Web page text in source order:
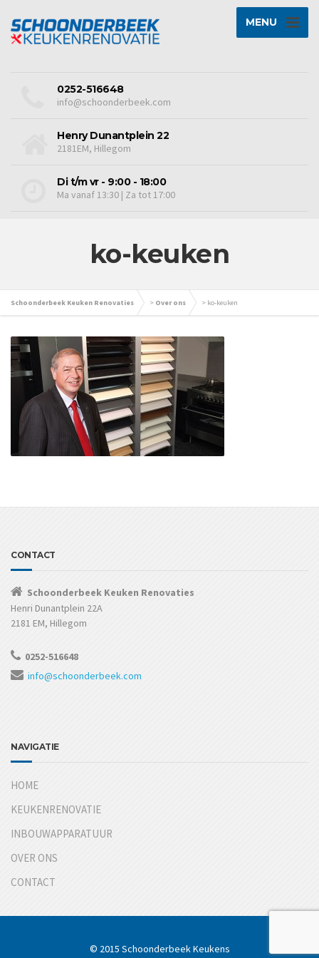
MENU
0252-516648
info@schoonderbeek.com
Henry Dunantplein 22
2181EM, Hillegom
Di t/m vr - 9:00 - 18:00
Ma vanaf 13:30 | Za tot 17:00
ko-keuken
Schoonderbeek Keuken Renovaties > Over ons > ko-keuken
CONTACT
Schoonderbeek Keuken Renovaties
Henri Dunantplein 22A
2181 EM, Hillegom
0252-516648
info@schoonderbeek.com
NAVIGATIE
HOME
KEUKENRENOVATIE
INBOUWAPPARATUUR
OVER ONS
CONTACT
© 2015 Schoonderbeek Keukens